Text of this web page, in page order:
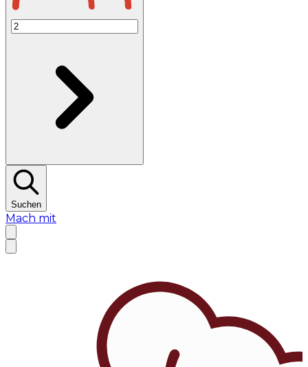
Suchen
Mach mit